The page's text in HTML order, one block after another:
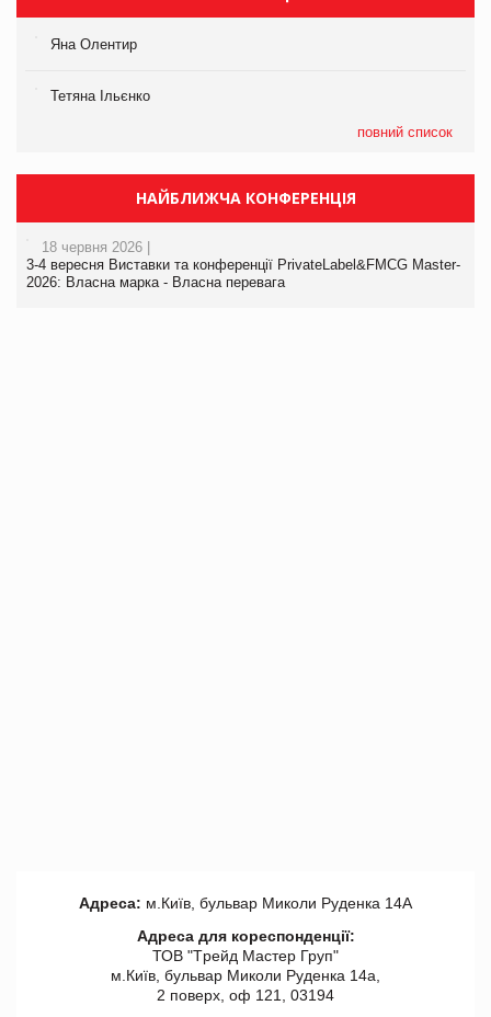
Яна Олентир
Тетяна Ільєнко
повний список
НАЙБЛИЖЧА КОНФЕРЕНЦІЯ
18 червня 2026 |
3-4 вересня Виставки та конференції PrivateLabel&FMCG Master-
2026: Власна марка - Власна перевага
Адреса: м.Київ, бульвар Миколи Руденка 14А
Адреса для кореспонденції:
ТОВ "Tрейд Мастер Груп"
м.Київ, бульвар Миколи Руденка 14а,
2 поверх, оф 121, 03194